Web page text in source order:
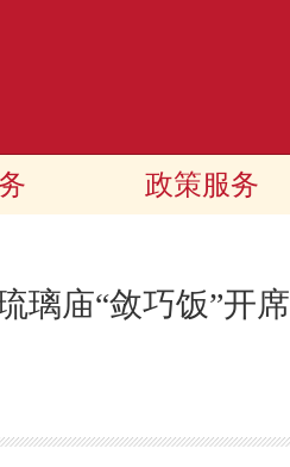
政策服务
璃庙“敛巧饭”开席